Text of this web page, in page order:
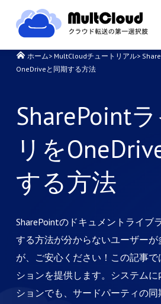
ホーム> MultCloudチュートリアル>
OneDriveと同期する方法
SharePoint
リを
する方法
SharePointのドキュメントライブ
する方法が分からないユーザー
が、ご安心ください！この記事
ションを提供します。システム
ションでも、サードパーティの